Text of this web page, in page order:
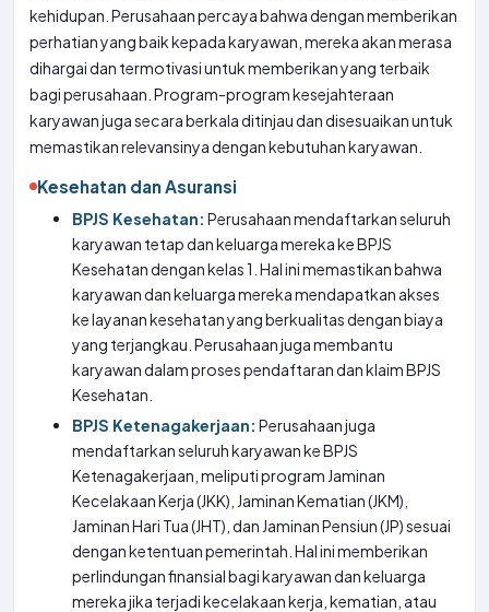
kehidupan. Perusahaan percaya bahwa dengan memberikan
perhatian yang baik kepada karyawan, mereka akan merasa
dihargai dan termotivasi untuk memberikan yang terbaik
bagi perusahaan. Program-program kesejahteraan
karyawan juga secara berkala ditinjau dan disesuaikan untuk
memastikan relevansinya dengan kebutuhan karyawan.
Kesehatan dan Asuransi
BPJS Kesehatan: Perusahaan mendaftarkan seluruh
karyawan tetap dan keluarga mereka ke BPJS
Kesehatan dengan kelas 1. Hal ini memastikan bahwa
karyawan dan keluarga mereka mendapatkan akses
ke layanan kesehatan yang berkualitas dengan biaya
yang terjangkau. Perusahaan juga membantu
karyawan dalam proses pendaftaran dan klaim BPJS
Kesehatan.
BPJS Ketenagakerjaan: Perusahaan juga
mendaftarkan seluruh karyawan ke BPJS
Ketenagakerjaan, meliputi program Jaminan
Kecelakaan Kerja (JKK), Jaminan Kematian (JKM),
Jaminan Hari Tua (JHT), dan Jaminan Pensiun (JP) sesuai
dengan ketentuan pemerintah. Hal ini memberikan
perlindungan finansial bagi karyawan dan keluarga
mereka jika terjadi kecelakaan kerja, kematian, atau